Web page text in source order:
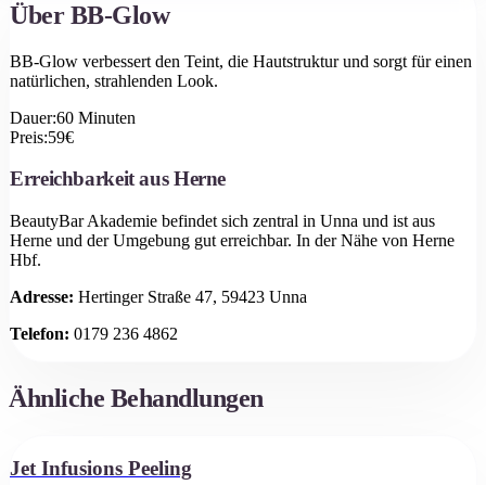
ÜberBB-Glow
BB-Glow verbessert den Teint, die Hautstruktur und sorgt für einen
natürlichen, strahlenden Look.
Dauer:60 Minuten
Preis:59€
Erreichbarkeit ausHerne
BeautyBar Akademie befindet sich zentral in Unna und ist aus
Herne und der Umgebung gut erreichbar. In der Nähe von Herne
Hbf.
Adresse: Hertinger Straße 47, 59423 Unna
Telefon: 0179 236 4862
Ähnliche Behandlungen
Jet Infusions Peeling